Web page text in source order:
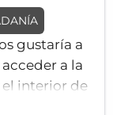
gustaría a
a la
interior de
calles la